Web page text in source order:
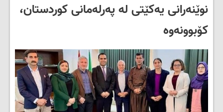
نوێنەرانی یەکێتی لە پەرلەمانی کوردستان،
کۆبوونەوە